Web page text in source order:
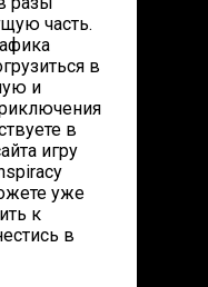
часть.
в
и
в
игру
уже
к
в